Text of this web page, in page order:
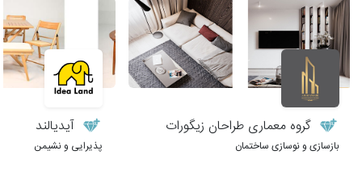
گروه معماری طراحان زیگورات
بازسازی و نوسازی ساختمان
آیدیالند
پذیرایی و نشیمن